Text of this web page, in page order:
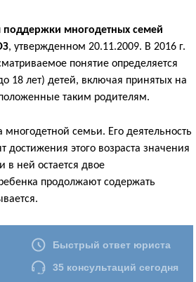
многодетных семей
, утвержденном 20.11.2009. В 2016 г.
понятие определяется
18 лет) детей, включая принятых на
таким родителям.
многодетной семьи. Его деятельность
этого возраста значения
в ней остается двое
продолжают содержать